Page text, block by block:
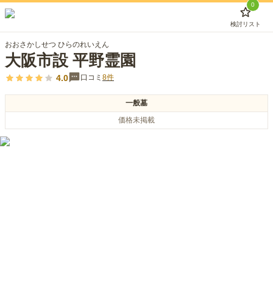
0
検討リスト
おおさかしせつ ひらのれいえん
大阪市設 平野霊園
4.0 口コミ 8件
一般墓
価格未掲載